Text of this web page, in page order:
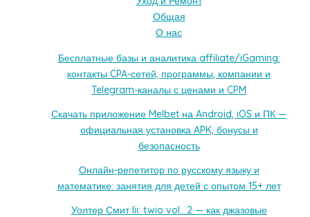
Общая
О нас
Бесплатные базы и аналитика affiliate/iGaming:
контакты CPA-сетей, программы, компании и
Telegram-каналы с ценами и CPM
Скачать приложение Melbet на Android, iOS и ПК —
официальная установка APK, бонусы и
безопасность
Онлайн-репетитор по русскому языку и
математике: занятия для детей с опытом 15+ лет
Уолтер Смит Iii: twio vol.. 2 — как джазовые